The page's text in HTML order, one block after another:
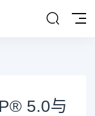
5.0与